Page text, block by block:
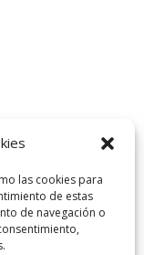
las cookies para
de estas
de navegación o